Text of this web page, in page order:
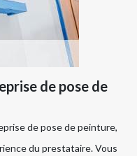
de pose de
de pose de peinture,
du prestataire. Vous